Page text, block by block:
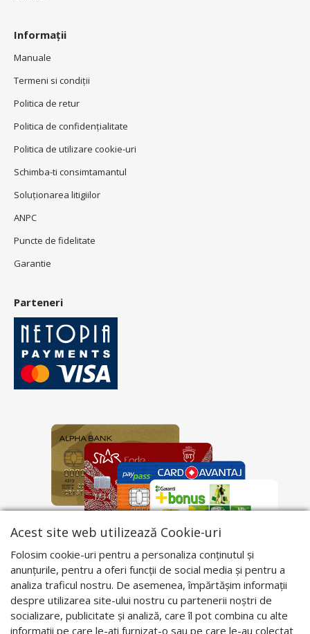
Informații
Manuale
Termeni si condiţii
Politica de retur
Politica de confidenţialitate
Politica de utilizare cookie-uri
Schimba-ti consimtamantul
Soluționarea litigiilor
ANPC
Puncte de fidelitate
Garantie
Parteneri
Acest site web utilizează Cookie-uri
Folosim cookie-uri pentru a personaliza conținutul și
anunțurile, pentru a oferi funcții de social media și pentru a
analiza traficul nostru. De asemenea, împărtășim informații
despre utilizarea site-ului nostru cu partenerii noștri de
socializare, publicitate și analiză, care îl pot combina cu alte
informații pe care le-ați furnizat-o sau pe care le-au colectat